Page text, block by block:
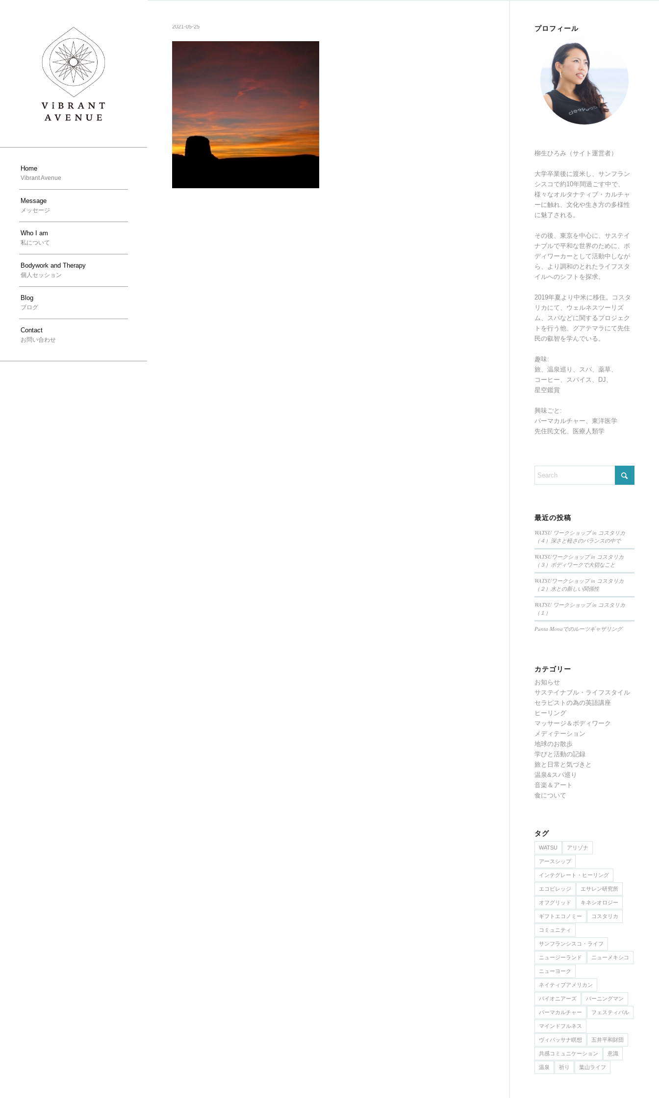
Home
Vibrant Avenue
Message
メッセージ
Who I am
私について
Bodywork and Therapy
個人セッション
Blog
ブログ
Contact
お問い合わせ
2021-05-25 プロフィール
柳生ひろみ（サイト運営者）
大学卒業後に渡米し、サンフラン
シスコで約10年間過ごす中で、
様々なオルタナティブ・カルチャ
ーに触れ、文化や生き方の多様性
に魅了される。
その後、東京を中心に、サステイ
ナブルで平和な世界のために、ボ
ディワーカーとして活動中しなが
ら、より調和のとれたライフスタ
イルへのシフトを探求。
2019年夏より中米に移住。コスタ
リカにて、ウェルネスツーリズ
ム、スパなどに関するプロジェク
トを行う他、グアテマラにて先住
民の叡智を学んでいる。
趣味:
旅、温泉巡り、スパ、薬草、
コーヒー、スパイス、DJ、
星空鑑賞
興味ごと:
パーマカルチャー、東洋医学
先住民文化、医療人類学
最近の投稿
WATSU ワークショップ in コスタリカ
（４）深さと軽さのバランスの中で
WATSUワークショップ in コスタリカ
（３）ボディワークで大切なこと
WATSUワークショップ in コスタリカ
（２）水との新しい関係性
WATSU ワークショップ in コスタリカ
（１）
Punta Monaでのルーツギャザリング
カテゴリー
お知らせ
サステイナブル・ライフスタイル
セラピストの為の英語講座
ヒーリング
マッサージ＆ボディワーク
メディテーション
地球のお散歩
学びと活動の記録
旅と日常と気づきと
温泉&スパ巡り
音楽＆アート
食について
タグ
WATSU アリゾナ
アースシップ
インテグレート・ヒーリング
エコビレッジ エサレン研究所
オフグリッド キネシオロジー
ギフトエコノミー コスタリカ
コミュニティ
サンフランシスコ・ライフ
ニュージーランド ニューメキシコ
ニューヨーク
ネイティブアメリカン
バイオニアーズ バーニングマン
パーマカルチャー フェスティバル
マインドフルネス
ヴィパッサナ瞑想 五井平和財団
共感コミュニケーション 意識
温泉 祈り 葉山ライフ